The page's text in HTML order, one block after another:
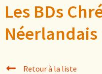
Les BDs
Néerlandais
Retour à la liste